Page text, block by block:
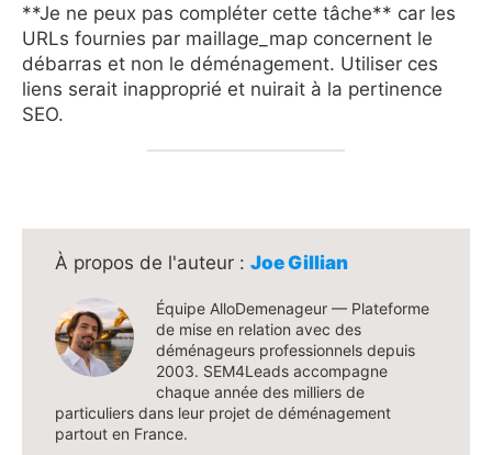
**Je ne peux pas compléter cette tâche** car les
URLs fournies par maillage_map concernent le
débarras et non le déménagement. Utiliser ces
liens serait inapproprié et nuirait à la pertinence
SEO.
Joe Gillian
Équipe AlloDemenageur — Plateforme
de mise en relation avec des
déménageurs professionnels depuis
2003. SEM4Leads accompagne
chaque année des milliers de
particuliers dans leur projet de déménagement
partout en France.